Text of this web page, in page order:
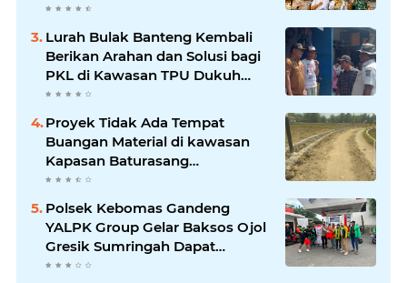
Lurah Bulak Banteng Kembali
Berikan Arahan dan Solusi bagi
PKL di Kawasan TPU Dukuh
Bulak Banteng Surabaya
Proyek Tidak Ada Tempat
Buangan Material di kawasan
Kapasan Baturasang
Dikeluhkan Warga, Material
Berserakan dan Dinilai
Membahayakan
Polsek Kebomas Gandeng
YALPK Group Gelar Baksos Ojol
Gresik Sumringah Dapat
Sembako dan BBM Gratis